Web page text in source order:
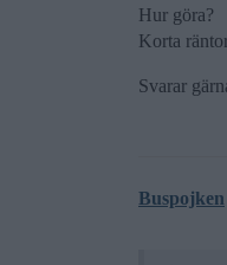
Hur göra?
Korta
Svarar
Buspojken